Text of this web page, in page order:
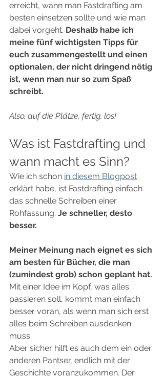
erreicht, wann man Fastdrafting am
besten einsetzen sollte und wie man
dabei vorgeht. Deshalb habe ich
meine fünf wichtigsten Tipps für
euch zusammengestellt und einen
optionalen, der nicht dringend nötig
ist, wenn man nur so zum Spaß
schreibt.
Also, auf die Plätze, fertig, los!
Was ist Fastdrafting und
wann macht es Sinn?
Wie ich schon in diesem Blogpost
erklärt habe, ist Fastdrafting einfach
das schnelle Schreiben einer
Rohfassung. Je schneller, desto
besser.
Meiner Meinung nach eignet es sich
am besten für Bücher, die man
(zumindest grob) schon geplant hat.
Mit einer Idee im Kopf, was alles
passieren soll, kommt man einfach
besser voran, als wenn man sich erst
alles beim Schreiben ausdenken
muss.
Aber sicher hilft es auch dem ein oder
anderen Pantser, endlich mit der
Geschichte voranzukommen. Der